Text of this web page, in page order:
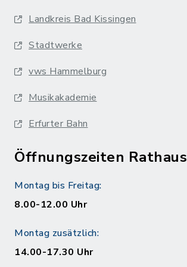
Landkreis Bad Kissingen
Stadtwerke
vws Hammelburg
Musikakademie
Erfurter Bahn
Öffnungszeiten Rathaus
Montag bis Freitag:
8.00-12.00 Uhr
Montag zusätzlich:
14.00-17.30 Uhr